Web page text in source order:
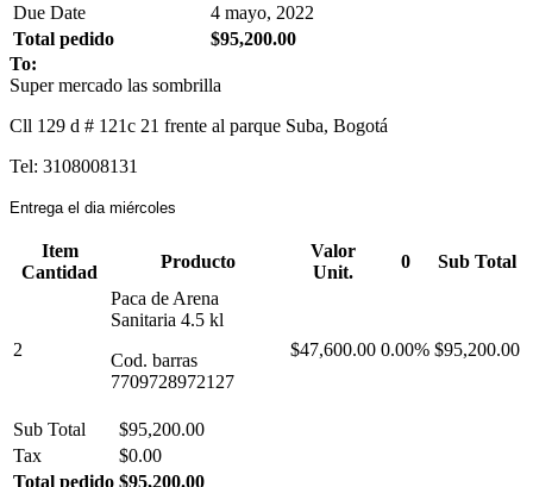
Due Date
4 mayo, 2022
Total pedido
$95,200.00
To:
Super mercado las sombrilla
Cll 129 d # 121c 21 frente al parque Suba, Bogotá
Tel: 3108008131
Entrega el dia miércoles
Item
Cantidad
Producto
Valor
Unit.
0 Sub Total
2
Paca de Arena
Sanitaria 4.5 kl
Cod. barras
7709728972127
$47,600.00 0.00% $95,200.00
Sub Total
$95,200.00
Tax
$0.00
Total pedido $95,200.00